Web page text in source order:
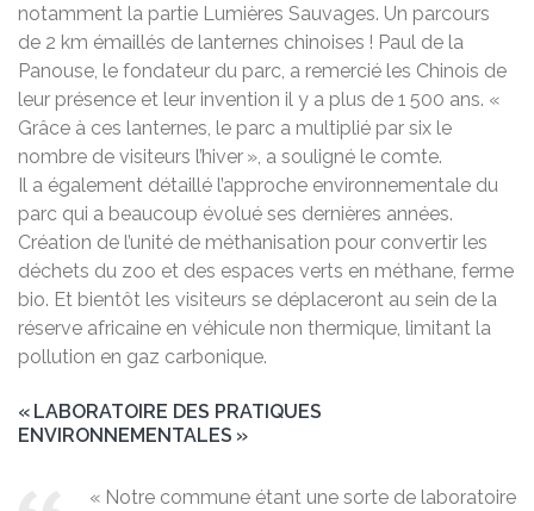
notamment la partie Lumières Sauvages. Un parcours
de 2 km émaillés de lanternes chinoises ! Paul de la
Panouse, le fondateur du parc, a remercié les Chinois de
leur présence et leur invention il y a plus de 1 500 ans. «
Grâce à ces lanternes, le parc a multiplié par six le
nombre de visiteurs l’hiver », a souligné le comte.
Il a également détaillé l’approche environnementale du
parc qui a beaucoup évolué ses dernières années.
Création de l’unité de méthanisation pour convertir les
déchets du zoo et des espaces verts en méthane, ferme
bio. Et bientôt les visiteurs se déplaceront au sein de la
réserve africaine en véhicule non thermique, limitant la
pollution en gaz carbonique.
« LABORATOIRE DES PRATIQUES
ENVIRONNEMENTALES »
« Notre commune étant une sorte de laboratoire